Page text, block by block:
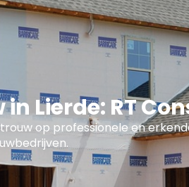
Lierde: RT
op professionele en